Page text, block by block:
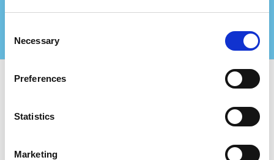
Selection
Necessary
Preferences
Statistics
Marketing